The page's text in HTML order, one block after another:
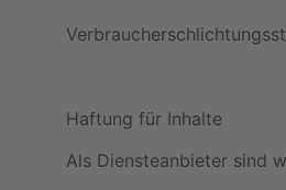
Haftung für Inhalte
Als Diensteanbieter sind